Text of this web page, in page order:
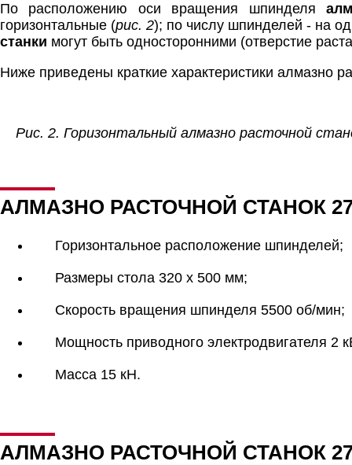
По расположению оси вращения шпинделя
горизонтальные (рис. 2); по числу шпинделей - на
станки могут быть односторонними (отверстие
Ниже приведены краткие характеристики алмазно
Рис. 2. Горизонтальный алмазно расточной
АЛМАЗНО РАСТОЧНОЙ СТАНОК
Горизонтальное расположение шпинделей;
Размеры стола 320 х 500 мм;
Скорость вращения шпинделя 5500 об/мин;
Мощность приводного электродвигателя 2
Масса 15 кН.
АЛМАЗНО РАСТОЧНОЙ СТАНОК